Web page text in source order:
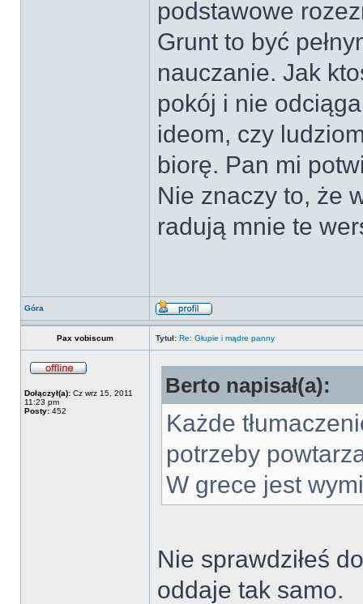
podstawowe
Grunt to być
nauczanie. Jak
pokój i nie
ideom, czy
biorę. Pan mi
Nie znaczy to, że
radują mnie te
Góra
Pax vobiscum Tytuł: Re: Głupie i mądre panny
Dołączył(a): Cz wrz 15, 2011
11:23 pm
Posty: 452
Berto napisał(a):
Każde
potrzeby
W grece jest
Nie sprawdziłeś
oddaje tak samo.